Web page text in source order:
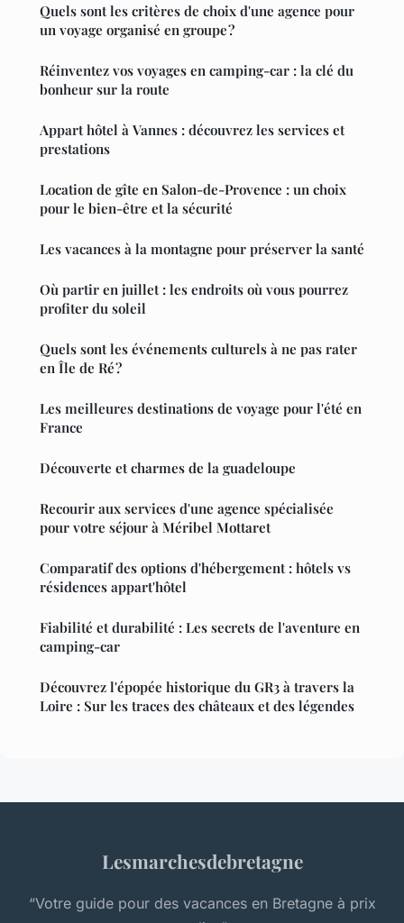
Quels sont les critères de choix d'une agence pour
un voyage organisé en groupe ?
Réinventez vos voyages en camping-car : la clé du
bonheur sur la route
Appart hôtel à Vannes : découvrez les services et
prestations
Location de gîte en Salon-de-Provence : un choix
pour le bien-être et la sécurité
Les vacances à la montagne pour préserver la santé
Où partir en juillet : les endroits où vous pourrez
profiter du soleil
Quels sont les événements culturels à ne pas rater
en Île de Ré ?
Les meilleures destinations de voyage pour l'été en
France
Découverte et charmes de la guadeloupe
Recourir aux services d'une agence spécialisée
pour votre séjour à Méribel Mottaret
Comparatif des options d'hébergement : hôtels vs
résidences appart'hôtel
Fiabilité et durabilité : Les secrets de l'aventure en
camping-car
Découvrez l'épopée historique du GR3 à travers la
Loire : Sur les traces des châteaux et des légendes
Lesmarchesdebretagne
“Votre guide pour des vacances en Bretagne à prix